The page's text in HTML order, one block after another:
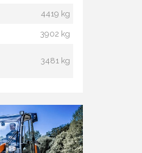
4419 kg
3902 kg
3481 kg